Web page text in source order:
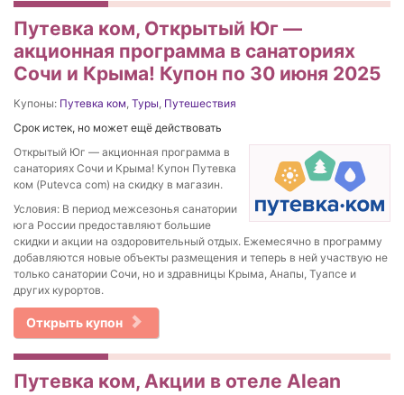
Путевка ком, Открытый Юг —
акционная программа в санаториях
Сочи и Крыма! Купон по 30 июня 2025
Купоны: Путевка ком, Туры, Путешествия
Срок истек, но может ещё действовать
Открытый Юг — акционная программа в
санаториях Сочи и Крыма! Купон Путевка
ком (Putevca com) на скидку в магазин.
Условия: В период межсезонья санатории
юга России предоставляют большие
скидки и акции на оздоровительный отдых. Ежемесячно в программу
добавляются новые объекты размещения и теперь в ней участвую не
только санатории Сочи, но и здравницы Крыма, Анапы, Туапсе и
других курортов.
Открыть купон
Путевка ком, Акции в отеле Alean